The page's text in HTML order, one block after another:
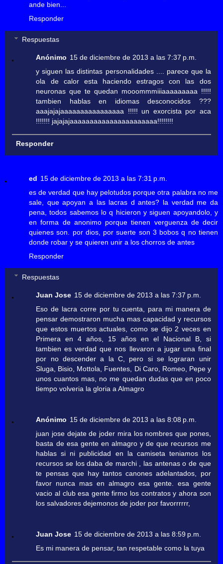
ande bien...
Responder
Respuestas
Anónimo 15 de diciembre de 2013 a las 7:37 p.m.
y siguen las distintas personalidades .... parece que la
ola de calor esta haciendo estragos con las dos
neuronas que te quedan mooommmiiiaaaaaaaaa !!!!!
tambien hablas en idiomas desconocidos ???
aaajajajaaaaaaaaaaaaaaaa !!!!! un exorcista por aca
!!!!!!! jajajajaaaaaaaaaaaaaaaaaaaaaa!!!!!!!!
Responder
ed 15 de diciembre de 2013 a las 7:31 p.m.
es de verdad que hay pelotudos porque otra palabra no me
sale, que apoyan a las lacras d antes? la verdad me da
pena, todos sabemos lo q hicieron y siguen apoyandolo, y
en forma de anonimo porque tienen verguenza de decir
quienes son. por dios, por suerte son 3 bobos q no tienen
donde robar y se quieren unir a los chorros de antes
Responder
Respuestas
Juan Jose 15 de diciembre de 2013 a las 7:37 p.m.
Eso de lacra corre por tu cuenta, para mi manera de
pensar demostraron mucha mas capacidad y recursos
que estos muertos actuales, como se dijo 2 veces en
Primera en 4 años, 15 años en el Nacional B, si
tambien es verdad que nos llevaron a jugar una final
por no descender a la C, pero si se lograran unir
Sluga, Bisio, Mottola, Fuentes, Di Caro, Romeo, Pepe y
unos cuantos mas, no me quedan dudas que en poco
tiempo volveria la gloria a Almagro
Anónimo 15 de diciembre de 2013 a las 8:08 p.m.
juan jose dejate de joder mira los nombres que pones,
basta de esa gente en almagro y de que recursos me
hablas si ni publicidad en la camiseta teniamos los
recursos se los daba de marchi , las antenas o de que
te pensas que hay tantos canones adelantados, por
favor nunca mas en almagro esa gente. esa gente
vacio al club esa gente firmo los contratos y ahora son
los salvadores dejemonos de joder por favorrrrrr,
Juan Jose 15 de diciembre de 2013 a las 8:59 p.m.
Es mi manera de pensar, tan respetable como la tuya